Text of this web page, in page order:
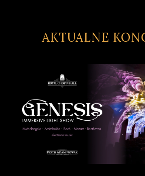
AKTUALNE